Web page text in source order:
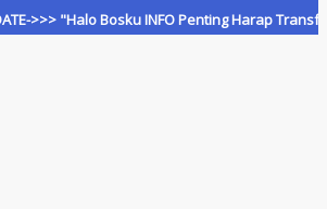
"Halo Bosku INFO Penting Harap Transfer